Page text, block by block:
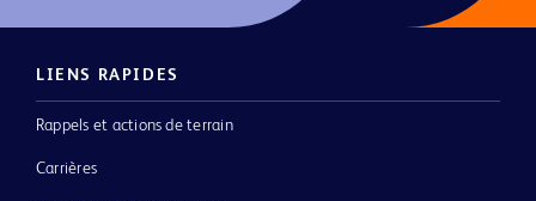
LIENS RAPIDES
Rappels et actions de terrain
Carrières